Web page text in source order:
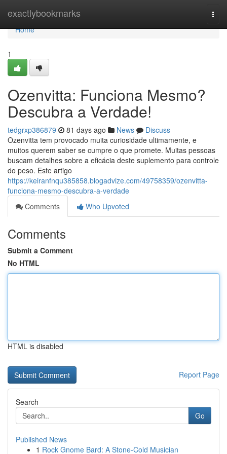
exactlybookmarks
Home
Home
1
Ozenvitta: Funciona Mesmo?
Descubra a Verdade!
tedgrxp386879 81 days ago News
Discuss
Ozenvitta tem provocado muita curiosidade ultimamente, e
muitos querem saber se cumpre o que promete. Muitas pessoas
buscam detalhes sobre a eficácia deste suplemento para controle
do peso. Este artigo
https://keiranfnqu385858.blogadvize.com/49758359/ozenvitta-
funciona-mesmo-descubra-a-verdade
Comments
Who Upvoted
Comments
Submit a Comment
No HTML
HTML is disabled
Report Page
Search
Go
Published News
1 Rock Gnome Bard: A Stone-Cold Musician